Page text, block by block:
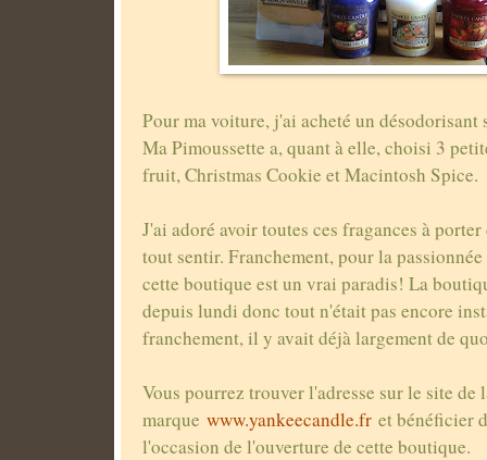
Pour ma voiture, j'ai acheté un
Ma Pimoussette a, quant à elle, choisi 3
fruit, Christmas Cookie et Macintosh Spice.
J'ai adoré avoir toutes ces fragances à
tout sentir. Franchement, pour la
cette boutique est un vrai paradis! La
depuis lundi donc tout n'était pas encore
franchement, il y avait déjà largement de
Vous pourrez trouver l'adresse sur le site de
marque www.yankeecandle.fr et bénéficier
l'occasion de l'ouverture de cette boutique.